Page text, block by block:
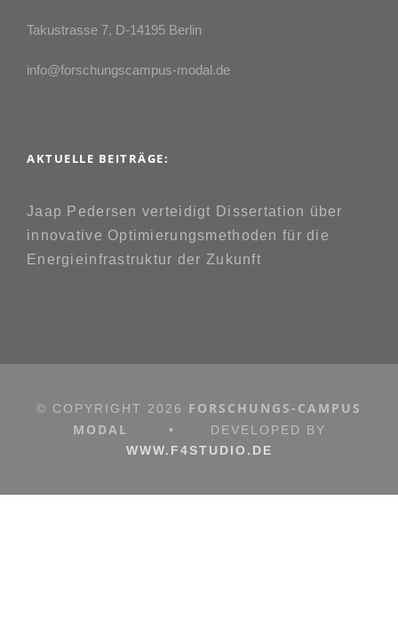
Takustrasse 7, D-14195 Berlin
info@forschungscampus-modal.de
AKTUELLE BEITRÄGE:
Jaap Pedersen verteidigt Dissertation über
innovative Optimierungsmethoden für die
Energieinfrastruktur der Zukunft
© COPYRIGHT 2026 FORSCHUNGS-CAMPUS
MODAL
•
DEVELOPED BY
WWW.F4STUDIO.DE